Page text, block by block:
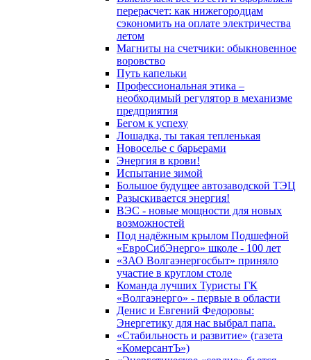
перерасчет: как нижегородцам
сэкономить на оплате электричества
летом
Магниты на счетчики: обыкновенное
воровство
Путь капельки
Профессиональная этика –
необходимый регулятор в механизме
предприятия
Бегом к успеху
Лошадка, ты такая тепленькая
Новоселье с барьерами
Энергия в крови!
Испытание зимой
Большое будущее автозаводской ТЭЦ
Разыскивается энергия!
ВЭС - новые мощности для новых
возможностей
Под надёжным крылом Подшефной
«ЕвроСибЭнерго» школе - 100 лет
«ЗАО Волгаэнергосбыт» приняло
участие в круглом столе
Команда лучших Туристы ГК
«Волгаэнерго» - первые в области
Денис и Евгений Федоровы:
Энергетику для нас выбрал папа.
«Стабильность и развитие» (газета
«КомерсантЪ»)